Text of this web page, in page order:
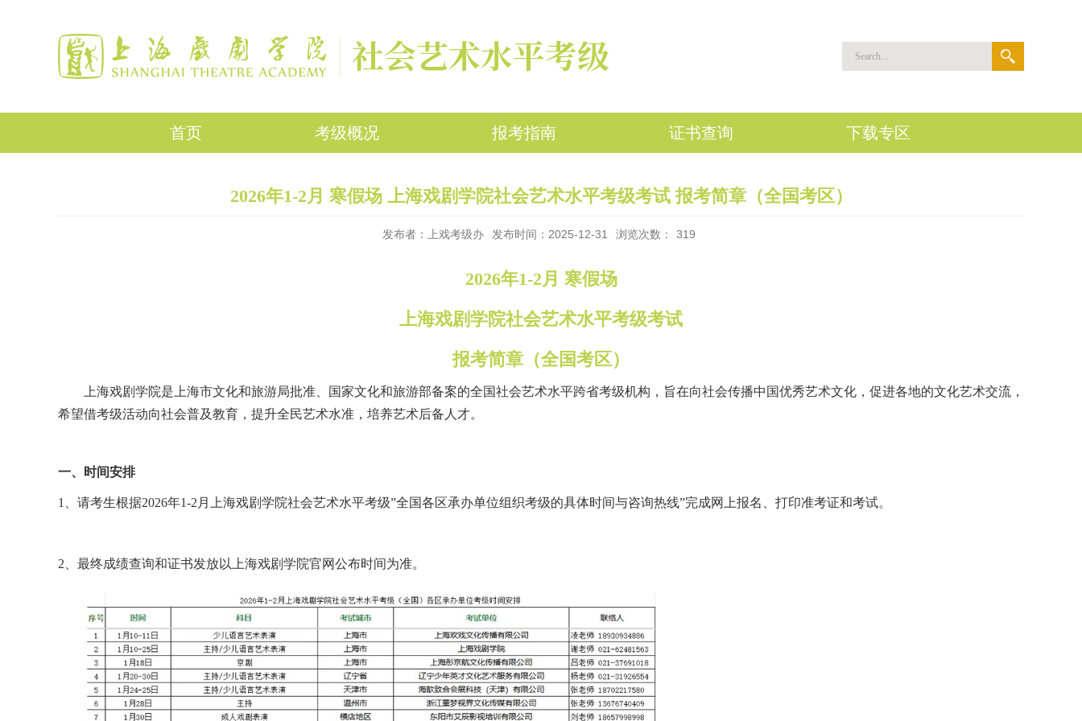
首页 考级概况 报考指南 证书查询 下载专区
2026年1-2月 寒假场 上海戏剧学院社会艺术水平考级考试 报考简章（全国考区）
发布者：上戏考级办 发布时间：2025-12-31 浏览次数： 319
2026年1-2月 寒假场
上海戏剧学院社会艺术水平考级考试
报考简章（全国考区）
上海戏剧学院是上海市文化和旅游局批准、国家文化和旅游部备案的全国社会艺术水平跨省考级机构 ，旨在向社会传播中国优秀艺术文化，促进各地的文化艺术交流，
希望借考级活动向社会普及教育，提升全民艺术水准，培养艺术后备人才。
一、时间安排
1、请考生根据2026年1-2 月上海戏剧学院社会艺术水平考级”全国各区承办单位组织考级的具体时间与咨询热线”完成网上报名、打印准考证和考试。
2、 最终成绩查询和证书发放以上海戏剧学院官网公布时间为准。